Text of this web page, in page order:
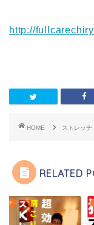
http://
HOME ストレッチ
RELATED
ッチ